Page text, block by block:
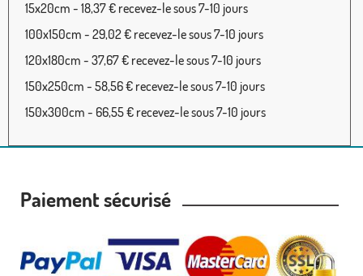
15x20cm - 18,37 € recevez-le sous 7-10 jours
100x150cm - 29,02 € recevez-le sous 7-10 jours
120x180cm - 37,67 € recevez-le sous 7-10 jours
150x250cm - 58,56 € recevez-le sous 7-10 jours
150x300cm - 66,55 € recevez-le sous 7-10 jours
Paiement sécurisé